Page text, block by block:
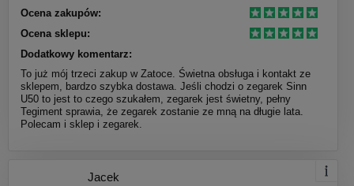
Ocena zakupów:
Ocena sklepu:
Dodatkowy komentarz:
To już mój trzeci zakup w Zatoce. Świetna obsługa i kontakt ze
sklepem, bardzo szybka dostawa. Jeśli chodzi o zegarek Sinn
U50 to jest to czego szukałem, zegarek jest świetny, pełny
Tegiment sprawia, że zegarek zostanie ze mną na długie lata.
Polecam i sklep i zegarek.
Jacek